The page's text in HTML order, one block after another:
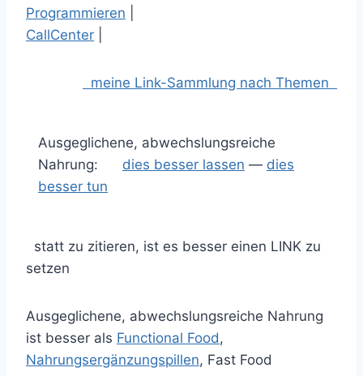
Programmieren
CallCenter
meine Link-Sammlung nach Themen
Ausgeglichene, abwechslungsreiche
Nahrung: dies besser lassen — dies
besser tun
statt zu zitieren, ist es besser einen LINK zu
setzen
Ausgeglichene, abwechslungsreiche Nahrung
ist besser als Functional Food,
Nahrungsergänzungspillen, Fast Food